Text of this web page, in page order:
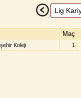
Maç
Koleji 1